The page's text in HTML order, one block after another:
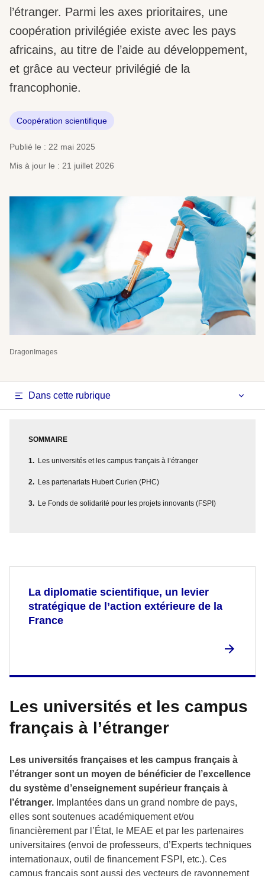
l’étranger. Parmi les axes prioritaires, une
coopération privilégiée existe avec les pays
africains, au titre de l’aide au développement,
et grâce au vecteur privilégié de la
francophonie.
Coopération scientifique
Publié le : 22 mai 2025
Mis à jour le : 21 juillet 2026
DragonImages
Dans cette rubrique
SOMMAIRE
Les universités et les campus français à l’étranger
Les partenariats Hubert Curien (PHC)
Le Fonds de solidarité pour les projets innovants (FSPI)
La diplomatie scientifique, un levier
stratégique de l’action extérieure de la
France
Les universités et les campus
français à l’étranger
Les universités françaises et les campus français à
l’étranger sont un moyen de bénéficier de l’excellence
du système d’enseignement supérieur français à
l’étranger. Implantées dans un grand nombre de pays,
elles sont soutenues académiquement et/ou
financièrement par l’État, le MEAE et par les partenaires
universitaires (envoi de professeurs, d’Experts techniques
internationaux, outil de financement FSPI, etc.). Ces
campus français sont aussi des vecteurs de rayonnement